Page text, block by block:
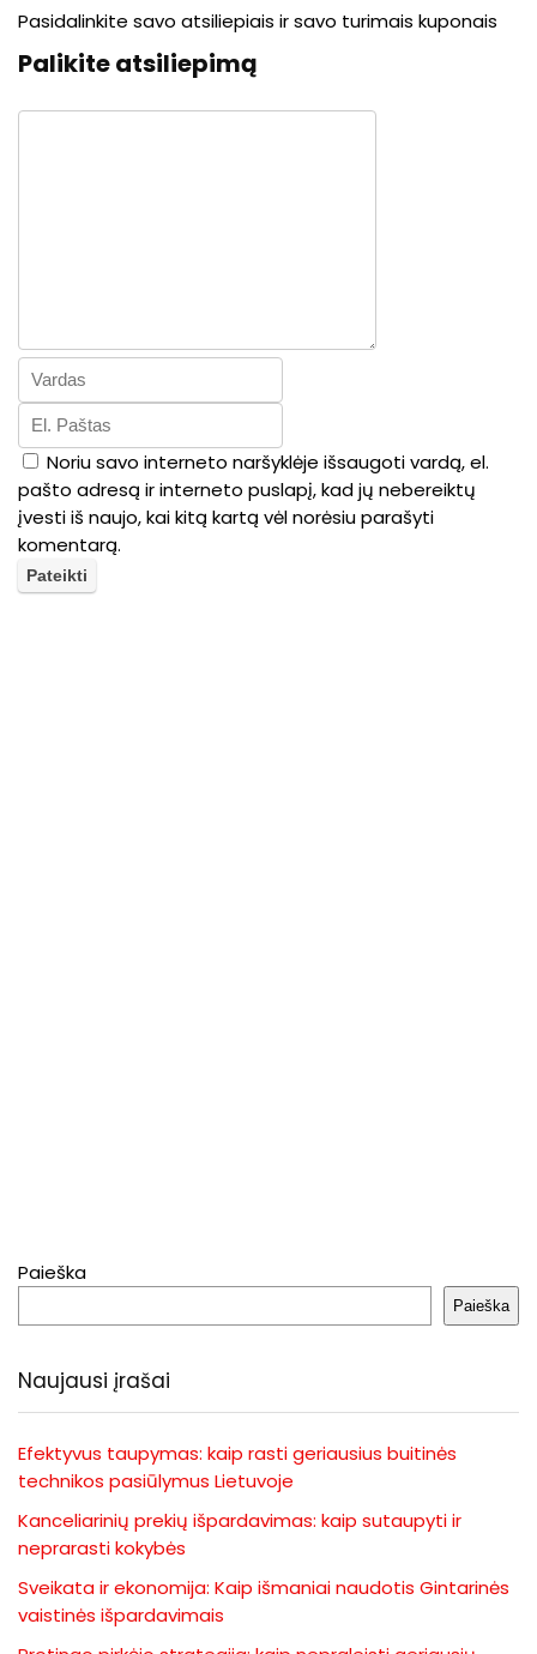
Pasidalinkite savo atsiliepiais ir savo turimais kuponais
Palikite atsiliepimą
Noriu savo interneto naršyklėje išsaugoti vardą, el.
pašto adresą ir interneto puslapį, kad jų nebereiktų
įvesti iš naujo, kai kitą kartą vėl norėsiu parašyti
komentarą.
Paieška
Paieška
Naujausi įrašai
Efektyvus taupymas: kaip rasti geriausius buitinės
technikos pasiūlymus Lietuvoje
Kanceliarinių prekių išpardavimas: kaip sutaupyti ir
neprarasti kokybės
Sveikata ir ekonomija: Kaip išmaniai naudotis Gintarinės
vaistinės išpardavimais